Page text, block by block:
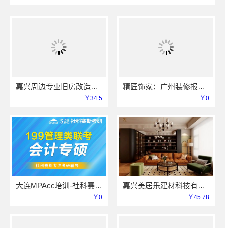
嘉兴周边专业旧房改造施工案例嘉兴美居乐
￥34.5
精匠饰家：广州装修报价全屋定制，环保建材源头管控
￥0
大连MPAcc培训-社科赛斯会计专硕考研服务人才伴您成长
￥0
嘉兴美居乐建材科技有限公司透明报价联系电话
￥45.78